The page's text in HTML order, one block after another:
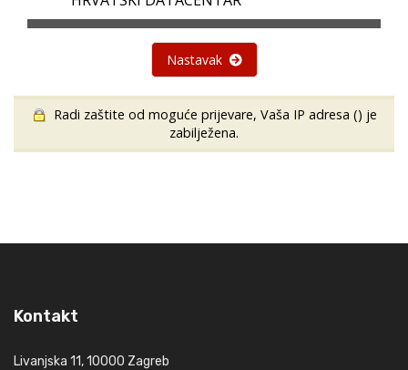
Nastavak
Radi zaštite od moguće prijevare, Vaša IP adresa () je
zabilježena.
Kontakt
Livanjska 11, 10000 Zagreb